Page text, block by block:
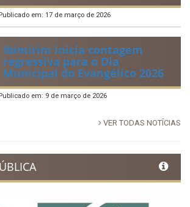
em: 17 de março de 2026
Ibimirim inicia contagem
regressiva para o Dia
Municipal do Evangélico 2026
em: 9 de março de 2026
VER TODAS NOTÍCIAS